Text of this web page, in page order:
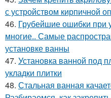
с устройством кирпичной
46. Грубейшие ошибки при
многие.. Самые
установке ванны
47. Установка ванной под
укладки плитки
48. Стальная ванная